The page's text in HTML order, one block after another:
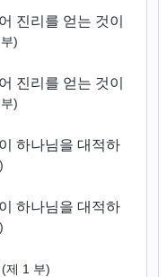
진리를 얻는 것이
)
진리를 얻는 것이
)
하나님을 대적하
하나님을 대적하
(제 1 부)